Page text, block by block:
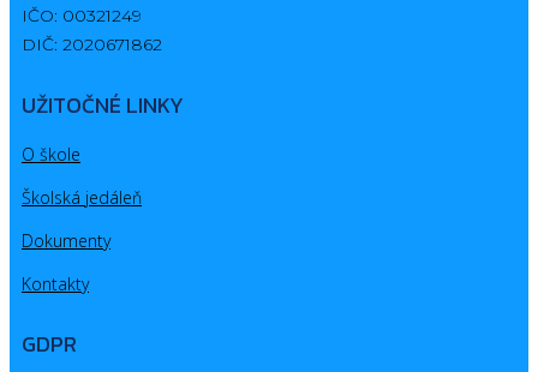
IČO: 00321249
DIČ: 2020671862
UŽITOČNÉ LINKY
O škole
Školská jedáleň
Dokumenty
Kontakty
GDPR